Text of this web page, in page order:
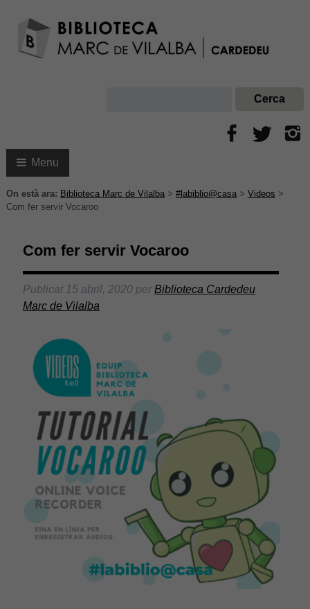
Menu
On està ara: Biblioteca Marc de Vilalba> #labiblio@casa> Videos >
Com fer servir Vocaroo
Com fer servir Vocaroo
Publicat 15 abril, 2020perBiblioteca Cardedeu
Marc de Vilalba